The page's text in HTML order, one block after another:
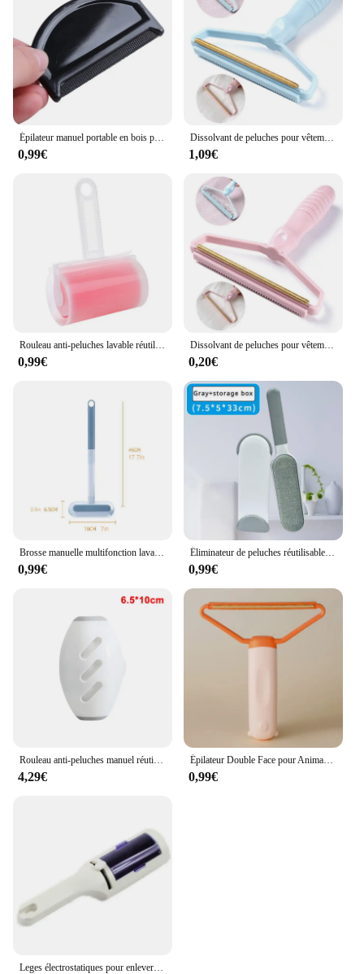
Épilateur manuel portable en bois pour vêtements, rasoir pour pull, peigne anti-peluches pour tissu
0,99€
Dissolvant de peluches pour vêtements, grattoir à granulés, poils d'animaux, livres, rouleau, manteau, tapis, laine, rasoir, brosse, outils, élimination des peluches, anti-peluche
1,09€
Rouleau anti-peluches lavable réutilisable, dissolvant pour vêtements, poils d'animaux, livres collants pour la maison
0,99€
Dissolvant de peluches pour vêtements, grattoir à granulés, poils d'animaux, livres, rouleau, manteau, tapis, laine, rasoir, brosse, outils, élimination des peluches, anti-peluche
0,20€
Brosse manuelle multifonction lavable pour animaux de compagnie, épilateur de poils de chat, peluches de chien, outils de livres, fournitures pour animaux de compagnie, ménage
0,99€
Éliminateur de peluches réutilisable pour vêtements magiques, brosse à rouleau de fourrure de poils de chat pour animaux de compagnie, brosses de livres de dépoussiérage, outil de nettoyage manuel
0,99€
Rouleau anti-peluches manuel réutilisable et lavable, épilateur pour animaux de compagnie, livres anti-poussière injuste, non requis 24.com, haute qualité
4,29€
Épilateur Double Face pour Animaux de Compagnie, Rouleaux de Peluches pour Livres, Peigne pour Chat, Gants
0,99€
Leges électrostatiques pour enlever la poussière des vêtements, nettoyeur de poils d'animaux, brosse autonettoyante pour chien, poils de chat, poils d'animaux, charpie, meubles